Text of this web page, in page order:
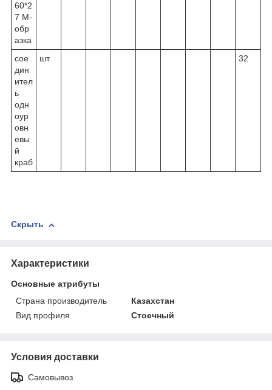
60*2
7 М-
обр
азка
сое
дин
ител
ь
одн
оур
овн
евы
й
краб
шт 32
Скрыть
Характеристики
Основные атрибуты
Страна производитель
Казахстан
Вид профиля
Стоечный
Условия доставки
Самовывоз